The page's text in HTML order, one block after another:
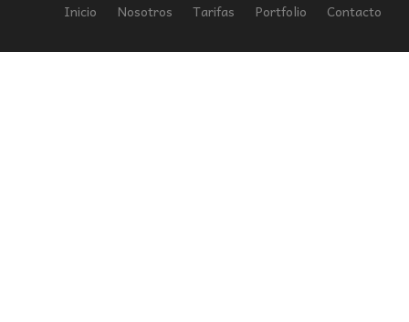
Inicio Nosotros Tarifas Portfolio Contacto